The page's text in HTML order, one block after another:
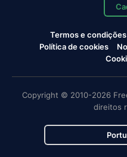
Termos e condições
Política de cookies
Copyright © 2010-2026
direitos